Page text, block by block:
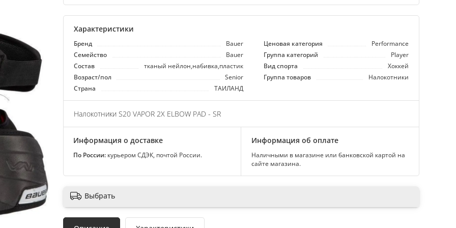
Характеристики
Бренд Bauer Ценовая категория
Performance
Семейство
Bauer Группа категорий
Player
Состав
тканый нейлон,набивка,пластик Вид спорта
Хоккей
Возраст/пол
Senior Группа товаров
Налокотники
Страна
ТАИЛАНД
Налокотники S20 VAPOR 2X ELBOW PAD - SR
Информация о доставке
По России: курьером СДЭК, почтой России.
Информация об оплате
Наличными в магазине или банковской картой на
сайте магазина.
Выбрать